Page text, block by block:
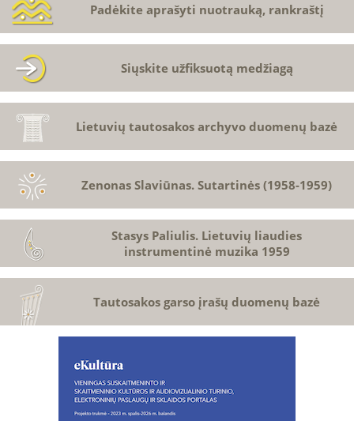
Padėkite aprašyti nuotrauką, rankraštį
Siųskite užfiksuotą medžiagą
Lietuvių tautosakos archyvo duomenų bazė
Zenonas Slaviūnas. Sutartinės (1958-1959)
Stasys Paliulis. Lietuvių liaudies
instrumentinė muzika 1959
Tautosakos garso įrašų duomenų bazė